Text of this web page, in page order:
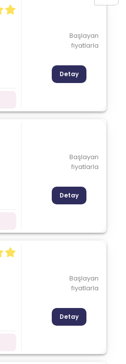
Başlayan
fiyatlarla
Detay
Başlayan
fiyatlarla
Detay
Başlayan
fiyatlarla
Detay